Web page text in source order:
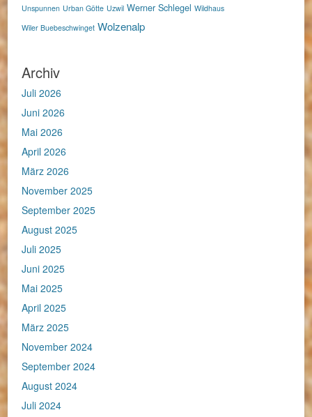
Unspunnen Urban Götte Uzwil Werner Schlegel Wildhaus
Wiler Buebeschwinget Wolzenalp
Archiv
Juli 2026
Juni 2026
Mai 2026
April 2026
März 2026
November 2025
September 2025
August 2025
Juli 2025
Juni 2025
Mai 2025
April 2025
März 2025
November 2024
September 2024
August 2024
Juli 2024